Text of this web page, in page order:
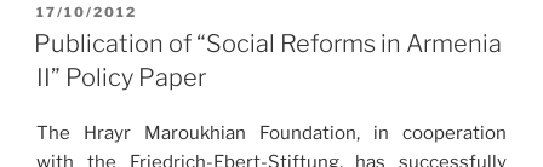
POSTED
ON
17/10/2012
Publication of “Social Reforms in Armenia
II” Policy Paper
The Hrayr Maroukhian Foundation, in cooperation
with the Friedrich-Ebert-Stiftung, has successfully